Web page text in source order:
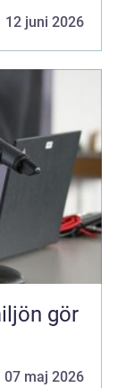
12 juni 2026
07 maj 2026